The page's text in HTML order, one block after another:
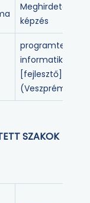
Meghirdetett
képzés
programtervező
informatikus
[fejlesztő]
(Veszprém)
SZAKOK